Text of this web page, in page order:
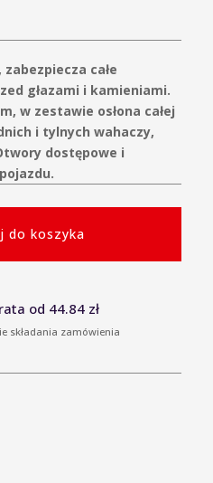
całe
głazami i kamieniami.
w zestawie osłona całej
i tylnych wahaczy,
dostępowe i
do koszyka
od 44.84 zł
składania zamówienia